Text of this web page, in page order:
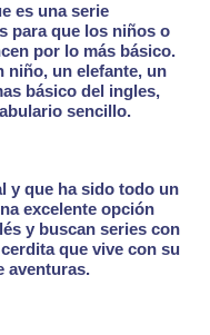
es una serie
para que los niños o
por lo más básico.
niño, un elefante, un
básico del ingles,
sencillo.
y que ha sido todo un
excelente opción
y buscanseries con
que vive con su
aventuras.